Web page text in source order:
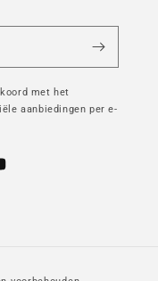
met het
aanbiedingen per e-